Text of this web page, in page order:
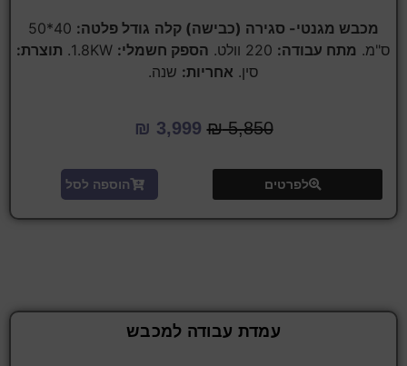
מכבש מגנטי- סגירה (כבישה) קלה גודל פלטה:
40*50
ס"מ. מתח עבודה: הספק חשמלי:
תוצרת:
סין. אחריות: שנה.
₪5,850
₪ 3,999
לפרטים הוספה לסל
עמדת עבודה למכבש